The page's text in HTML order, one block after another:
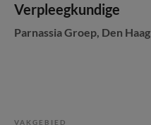
Verpleegkundige
Parnassia Groep, Den Haag
VAKGEBIED